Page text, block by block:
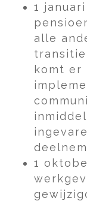
1
alle
komt
1